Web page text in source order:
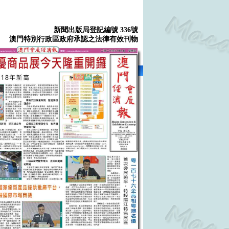
新聞出版局登記編號 336號
澳門特別行政區政府承認之法律有效刊物